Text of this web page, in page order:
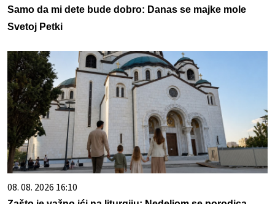
Samo da mi dete bude dobro: Danas se majke mole
Svetoj Petki
08. 08. 2026 16:10